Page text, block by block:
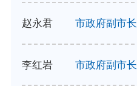
赵永君 市政府副市长
李红岩 市政府副市长